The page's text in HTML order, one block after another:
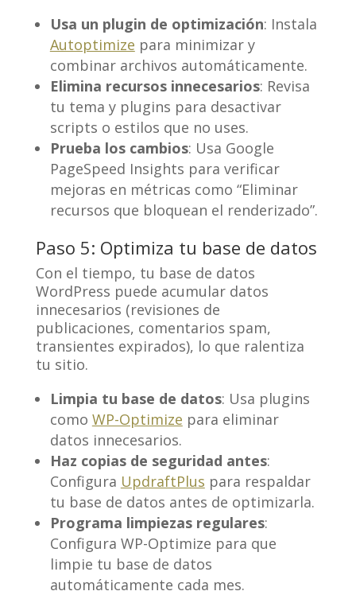
Usa un plugin de optimización: Instala
Autoptimize para minimizar y
combinar archivos automáticamente.
Elimina recursos innecesarios: Revisa
tu tema y plugins para desactivar
scripts o estilos que no uses.
Prueba los cambios: Usa Google
PageSpeed Insights para verificar
mejoras en métricas como “Eliminar
recursos que bloquean el renderizado”.
Paso 5: Optimiza tu base de datos
Con el tiempo, tu base de datos
WordPress puede acumular datos
innecesarios (revisiones de
publicaciones, comentarios spam,
transientes expirados), lo que ralentiza
tu sitio.
Limpia tu base de datos: Usa plugins
como WP-Optimize para eliminar
datos innecesarios.
Haz copias de seguridad antes:
Configura UpdraftPlus para respaldar
tu base de datos antes de optimizarla.
Programa limpiezas regulares:
Configura WP-Optimize para que
limpie tu base de datos
automáticamente cada mes.